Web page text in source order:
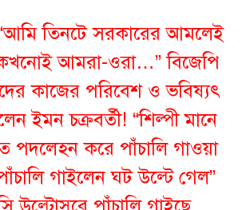
তিনটে সরকারের আমলেই
আমরা-ওরা…” বিজেপি
কাজের পরিবেশ ও ভবিষ্যৎ
ইমন চক্রবর্তী! “শিল্পী মানে
পদলেহন করে পাঁচালি গাওয়া
গাইলেন ঘট উল্টে গেল”